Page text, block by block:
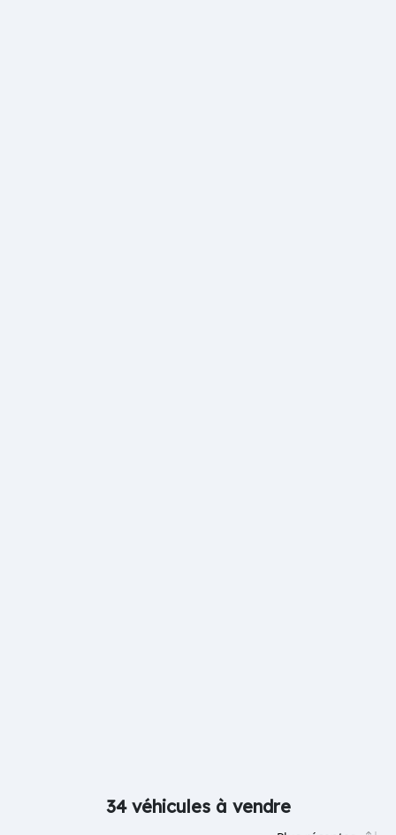
34 véhicules à vendre